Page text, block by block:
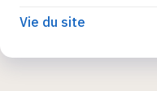
Vie du site